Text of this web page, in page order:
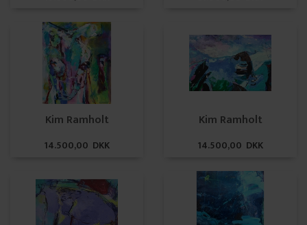
Kim Ramholt
14.500,00 DKK
Kim Ramholt
14.500,00 DKK